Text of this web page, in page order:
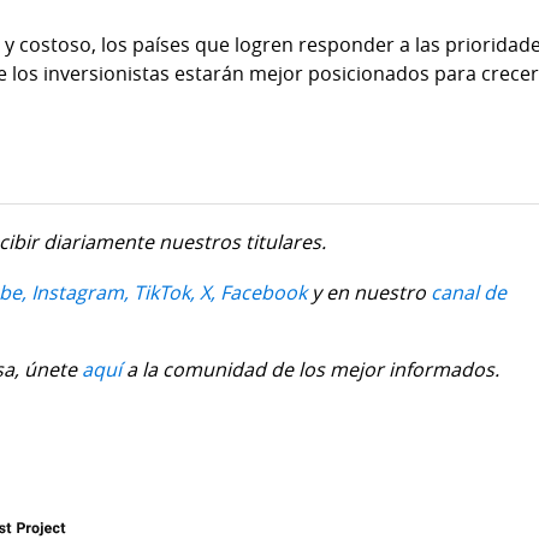
costoso, los países que logren responder a las
los inversionistas estarán mejor posicionados para
diariamente nuestros titulares.
Instagram, TikTok, X, Facebooky en nuestro canal de
úneteaquía la comunidad de los mejor informados.